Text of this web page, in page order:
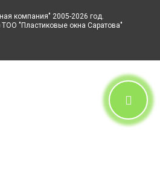
компания" 2005-2026 год.
"Пластиковые окна Саратова"